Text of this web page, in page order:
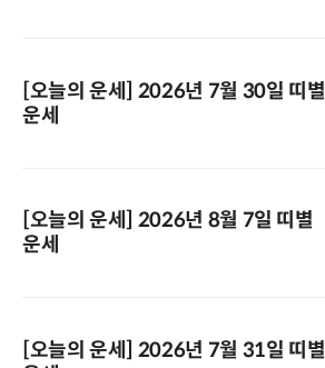
[오늘의 운세] 2026년 7월 30일 띠별
운세
[오늘의 운세] 2026년 8월 7일 띠별
운세
[오늘의 운세] 2026년 7월 31일 띠별